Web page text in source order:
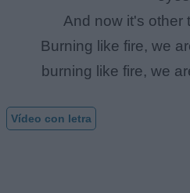
And now it's other
Burning like fire, we
burning like fire, we
Vídeo con letra